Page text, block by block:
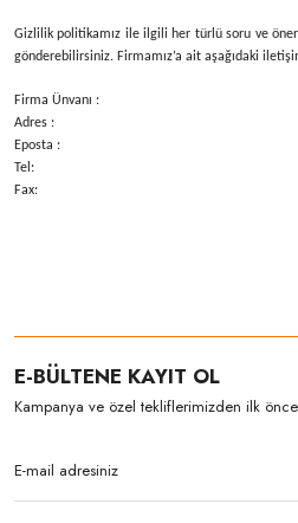
Gizlilik politikamız ile ilgili her türlü soru ve
gönderebilirsiniz. Firmamız’a ait aşağıdaki
Firma Ünvanı :
Adres :
Eposta :
Tel:
Fax:
E-BÜLTENE KAYIT OL
Kampanya ve özel tekliflerimizden ilk